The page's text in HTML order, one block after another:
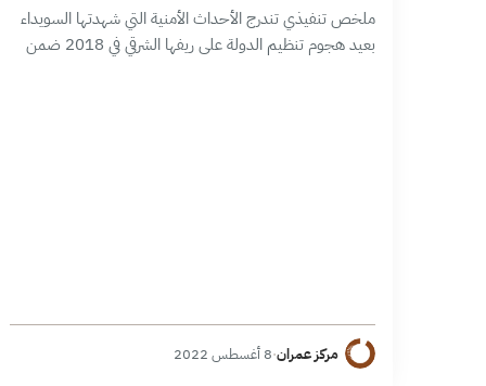
ملخص تنفيذي تندرج الأحداث الأمنية التي شهدتها السويداء
بعيد هجوم تنظيم الدولة على ريفها الشرقي في 2018 ضمن
مركز عمران·8 أغسطس 2022